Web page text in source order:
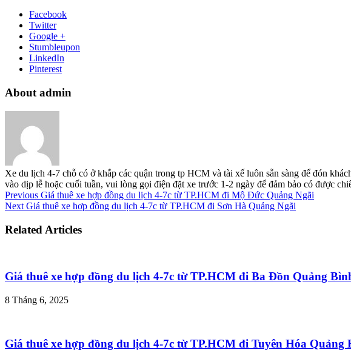
Facebook
Twitter
Google +
Stumbleupon
LinkedIn
Pinterest
About admin
Xe du lịch 4-7 chỗ có ở khắp các quận trong tp HCM và tài xế luôn sẵn sàng để đón
vào dịp lễ hoặc cuối tuần, vui lòng gọi điện đặt xe trước 1-2 ngày để đảm bảo có được
Previous Giá thuê xe hợp đồng du lịch 4-7c từ TP.HCM đi Mộ Đức Quảng Ngãi
Next Giá thuê xe hợp đồng du lịch 4-7c từ TP.HCM đi Sơn Hà Quảng Ngãi
Related Articles
Giá thuê xe hợp đồng du lịch 4-7c từ TP.HCM đi Ba Đồn Quảng
8 Tháng 6, 2025
Giá thuê xe hợp đồng du lịch 4-7c từ TP.HCM đi Tuyên Hóa Quảng